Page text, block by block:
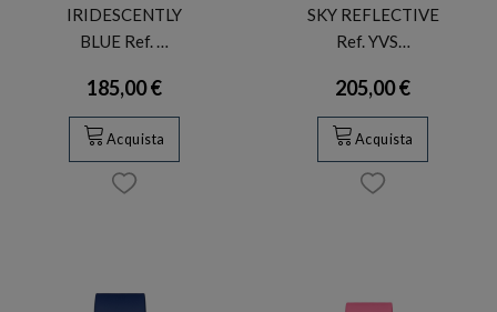
IRIDESCENTLY
BLUE Ref. …
185,00 €
Acquista
SKY REFLECTIVE
Ref. YVS…
205,00 €
Acquista